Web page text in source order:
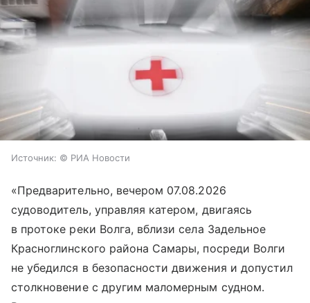
Источник: © РИА Новости
«Предварительно, вечером 07.08.2026
судоводитель, управляя катером, двигаясь
в протоке реки Волга, вблизи села Задельное
Красноглинского района Самары, посреди Волги
не убедился в безопасности движения и допустил
столкновение с другим маломерным судном.